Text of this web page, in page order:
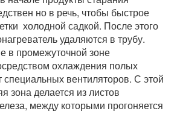
но в речь, чтобы быстрое
холодной садкой. После этого
удаляются в трубу.
в промежуточной зоне
охлаждения полых
специальных вентиляторов. С этой
зона делается из листов
между которыми прогоняется